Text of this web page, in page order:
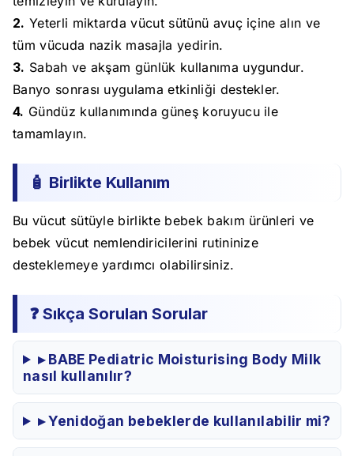
2. Yeterli miktarda vücut sütünü avuç içine alın ve
tüm vücuda nazik masajla yedirin.
3. Sabah ve akşam günlük kullanıma uygundur.
Banyo sonrası uygulama etkinliği destekler.
4. Gündüz kullanımında güneş koruyucu ile
tamamlayın.
🧴 Birlikte Kullanım
Bu vücut sütüyle birlikte bebek bakım ürünleri ve
bebek vücut nemlendiricilerini rutininize
desteklemeye yardımcı olabilirsiniz.
❓ Sıkça Sorulan Sorular
▸ BABE Pediatric Moisturising Body Milk
nasıl kullanılır?
▸ Yenidoğan bebeklerde kullanılabilir mi?